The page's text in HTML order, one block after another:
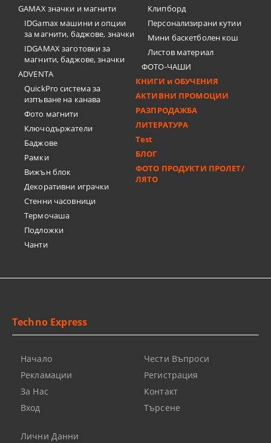
GAMAX значки и магнити
IDGamax машини и опции
за магнити, баджове, значки
IDGAMAX заготовки за
магнити, баджове, значки
ADVENTA
QuickPro система за
изпъване на канава
Фото магнити
Ключодържатели
Баджове
Рамки
Вижън блок
Декоративни играчки
Стенни часовници
Термочашa
Подложки
Чанти
Клипборд
Персонализирани кутии
Мини баскетболен кош
Листов материал
ФОТО-ЧАШИ
КНИГИ и ОБУЧЕНИЯ
АКТИВНИ ПРОМОЦИИ
РАЗПРОДАЖБА
ЛИТЕРАТУРА
Test
БЛОГ
ФОТО ПРОДУКТИ ПРОЛЕТ/
ЛЯТО
Techno Express
Начало
Рекламации
За Нас
Вход
Чести Въпроси
Регистрация
Контакт
Търсене
Лични Данни